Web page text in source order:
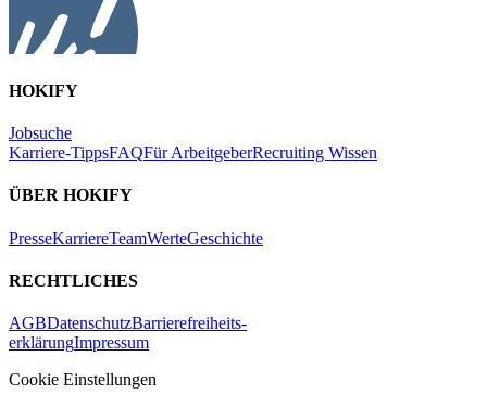
HOKIFY
Jobsuche
Karriere-TippsFAQFür ArbeitgeberRecruiting Wissen
ÜBER HOKIFY
PresseKarriereTeamWerteGeschichte
RECHTLICHES
AGBDatenschutzBarrierefreiheits-
erklärungImpressum
Cookie Einstellungen